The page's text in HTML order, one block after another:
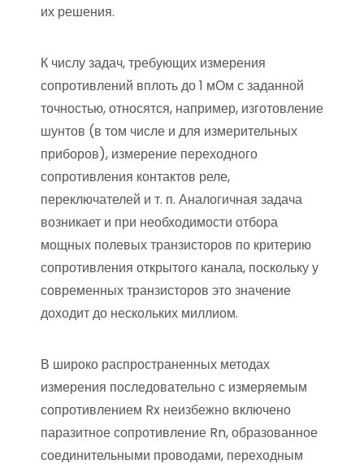
их решения.
К числу задач, требующих измерения
сопротивлений вплоть до 1 мОм с заданной
точностью, относятся, например, изготовление
шунтов (в том числе и для измерительных
приборов), измерение переходного
сопротивления контактов реле,
переключателей и т. п. Аналогичная задача
возникает и при необходимости отбора
мощных полевых транзисторов по критерию
сопротивления открытого канала, поскольку у
современных транзисторов это значение
доходит до нескольких миллиом.
В широко распространенных методах
измерения последовательно с измеряемым
сопротивлением Rx неизбежно включено
паразитное сопротивление Rn, образованное
соединительными проводами, переходным